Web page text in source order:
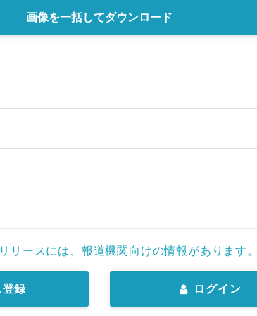
画像を一括してダウンロード
リースには、報道機関向けの情報があります
登録 ログイン